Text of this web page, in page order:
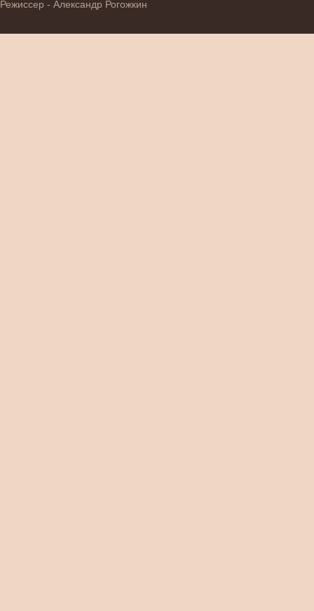
Режиссер - Александр Рогожкин